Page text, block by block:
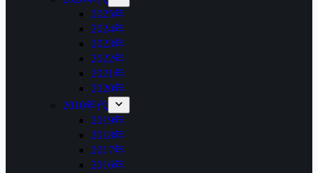
2025年
2024年
2023年
2022年
2021年
2020年
2010年代
2019年
2018年
2017年
2016年